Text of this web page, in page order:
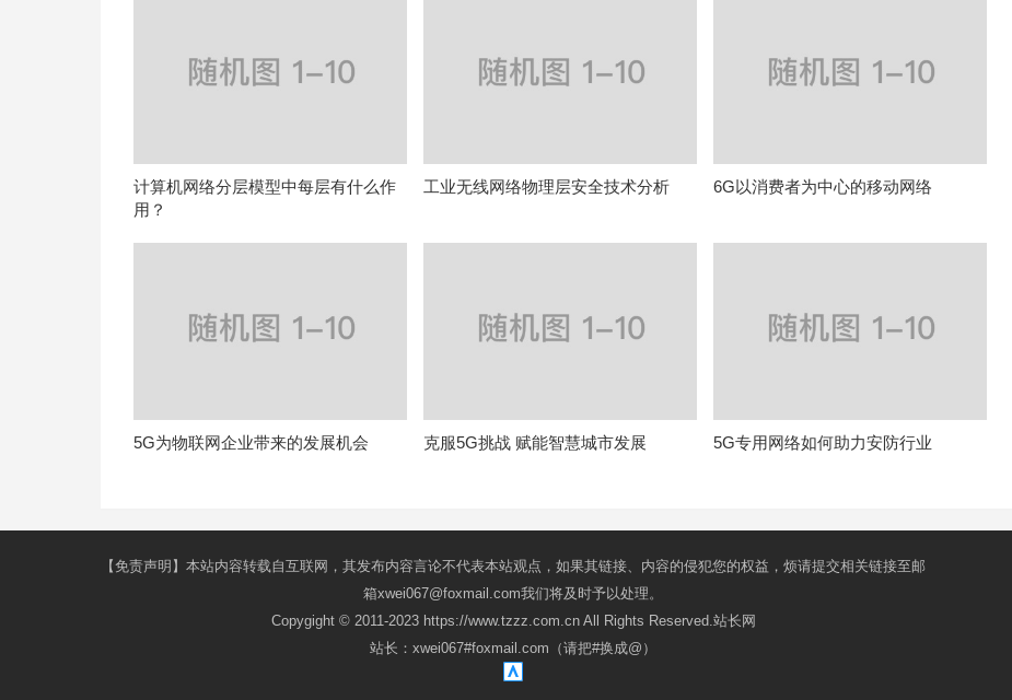
计算机网络分层模型中每层有什么作
用？
工业无线网络物理层安全技术分析 6G以消费者为中心的移动网络
5G为物联网企业带来的发展机会 克服5G挑战 赋能智慧城市发展 5G专用网络如何助力安防行业
【免责声明】本站内容转载自互联网，其发布内容言论不代表本站观点，如果其链接、内容的侵犯您的权益，烦请提交相关链接至邮
箱xwei067@foxmail.com我们将及时予以处理。
Copygight © 2011-2023 https://www.tzzz.com.cn All Rights Reserved.站长网
站长：xwei067#foxmail.com（请把#换成@）